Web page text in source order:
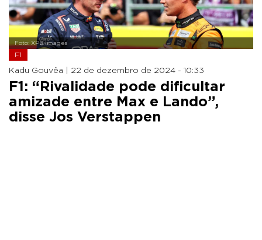
Foto: XPB Images
F1
Kadu Gouvêa | 22 de dezembro de 2024 - 10:33
F1: “Rivalidade pode dificultar
amizade entre Max e Lando”,
disse Jos Verstappen